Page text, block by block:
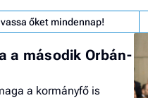
őket mindennap!
a második Orbán-
a kormányfő is